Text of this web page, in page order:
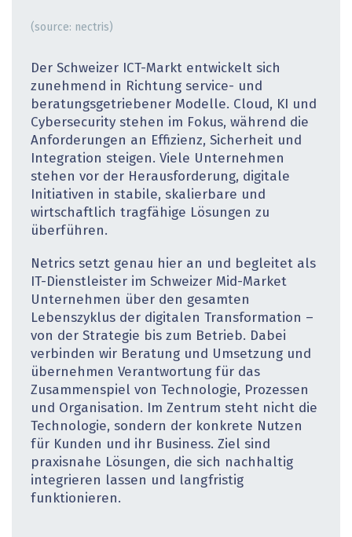
(source: nectris)
Der Schweizer ICT-Markt entwickelt sich
zunehmend in Richtung service- und
beratungsgetriebener Modelle. Cloud, KI und
Cybersecurity stehen im Fokus, während die
Anforderungen an Effizienz, Sicherheit und
Integration steigen. Viele Unternehmen
stehen vor der Herausforderung, digitale
Initiativen in stabile, skalierbare und
wirtschaftlich tragfähige Lösungen zu
überführen.
Netrics setzt genau hier an und begleitet als
IT-Dienstleister im Schweizer Mid-Market
Unternehmen über den gesamten
Lebenszyklus der digitalen Transformation –
von der Strategie bis zum Betrieb. Dabei
verbinden wir Beratung und Umsetzung und
übernehmen Verantwortung für das
Zusammenspiel von Technologie, Prozessen
und Organisation. Im Zentrum steht nicht die
Technologie, sondern der konkrete Nutzen
für Kunden und ihr Business. Ziel sind
praxisnahe Lösungen, die sich nachhaltig
integrieren lassen und langfristig
funktionieren.